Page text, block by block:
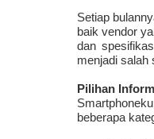
Setiap
baik vendor
dan
menjadi salah
Pilihan
beberapa